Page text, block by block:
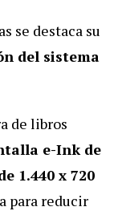
se destaca su
del sistema
de libros
e-Ink de
1.440 x 720
para reducir